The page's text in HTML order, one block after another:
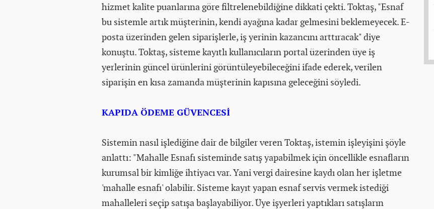
hizmet kalite puanlarına göre filtrelenebildiğine dikkati çekti. Toktaş, "Esnaf
bu sistemle artık müşterinin, kendi ayağına kadar gelmesini beklemeyecek. E-
posta üzerinden gelen siparişlerle, iş yerinin kazancını arttıracak" diye
konuştu. Toktaş, sisteme kayıtlı kullanıcıların portal üzerinden üye iş
yerlerinin güncel ürünlerini görüntüleyebileceğini ifade ederek, verilen
siparişin en kısa zamanda müşterinin kapısına geleceğini söyledi.
KAPIDA ÖDEME GÜVENCESİ
Sistemin nasıl işlediğine dair de bilgiler veren Toktaş, istemin işleyişini şöyle
anlattı: "Mahalle Esnafı sisteminde satış yapabilmek için öncellikle esnafların
kurumsal bir kimliğe ihtiyacı var. Yani vergi dairesine kaydı olan her işletme
'mahalle esnafı' olabilir. Sisteme kayıt yapan esnaf servis vermek istediği
mahalleleri seçip satışa başlayabiliyor. Üye işyerleri yaptıkları satışların